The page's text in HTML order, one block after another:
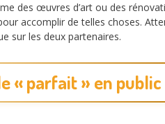
des œuvres d’art ou des
accomplir de telles choses.
sur les deux partenaires.
« parfait » en public